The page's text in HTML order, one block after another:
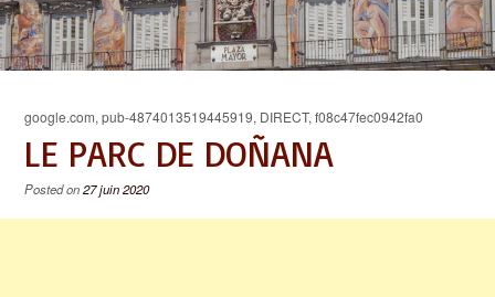
google.com, pub-4874013519445919, DIRECT, f08c47fec0942fa0
LE PARC DE DOÑANA
Posted on27 juin 2020